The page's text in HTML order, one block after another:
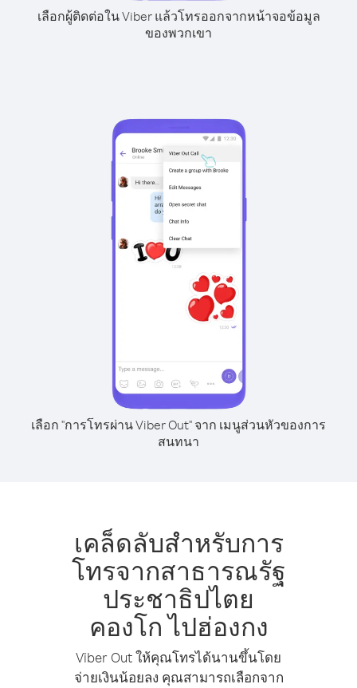
เลือกผู้ติดต่อใน Viber แล้วโทรออกจากหน้าจอข้อมูล
ของพวกเขา
เลือก "การโทรผ่าน Viber Out" จาก เมนูส่วนหัวของการ
สนทนา
เคล็ดลับสำหรับการ
โทรจากสาธารณรัฐ
ประชาธิปไตย
คองโก ไปฮ่องกง
Viber Out ให้คุณโทรได้นานขึ้นโดย
จ่ายเงินน้อยลง คุณสามารถเลือกจาก